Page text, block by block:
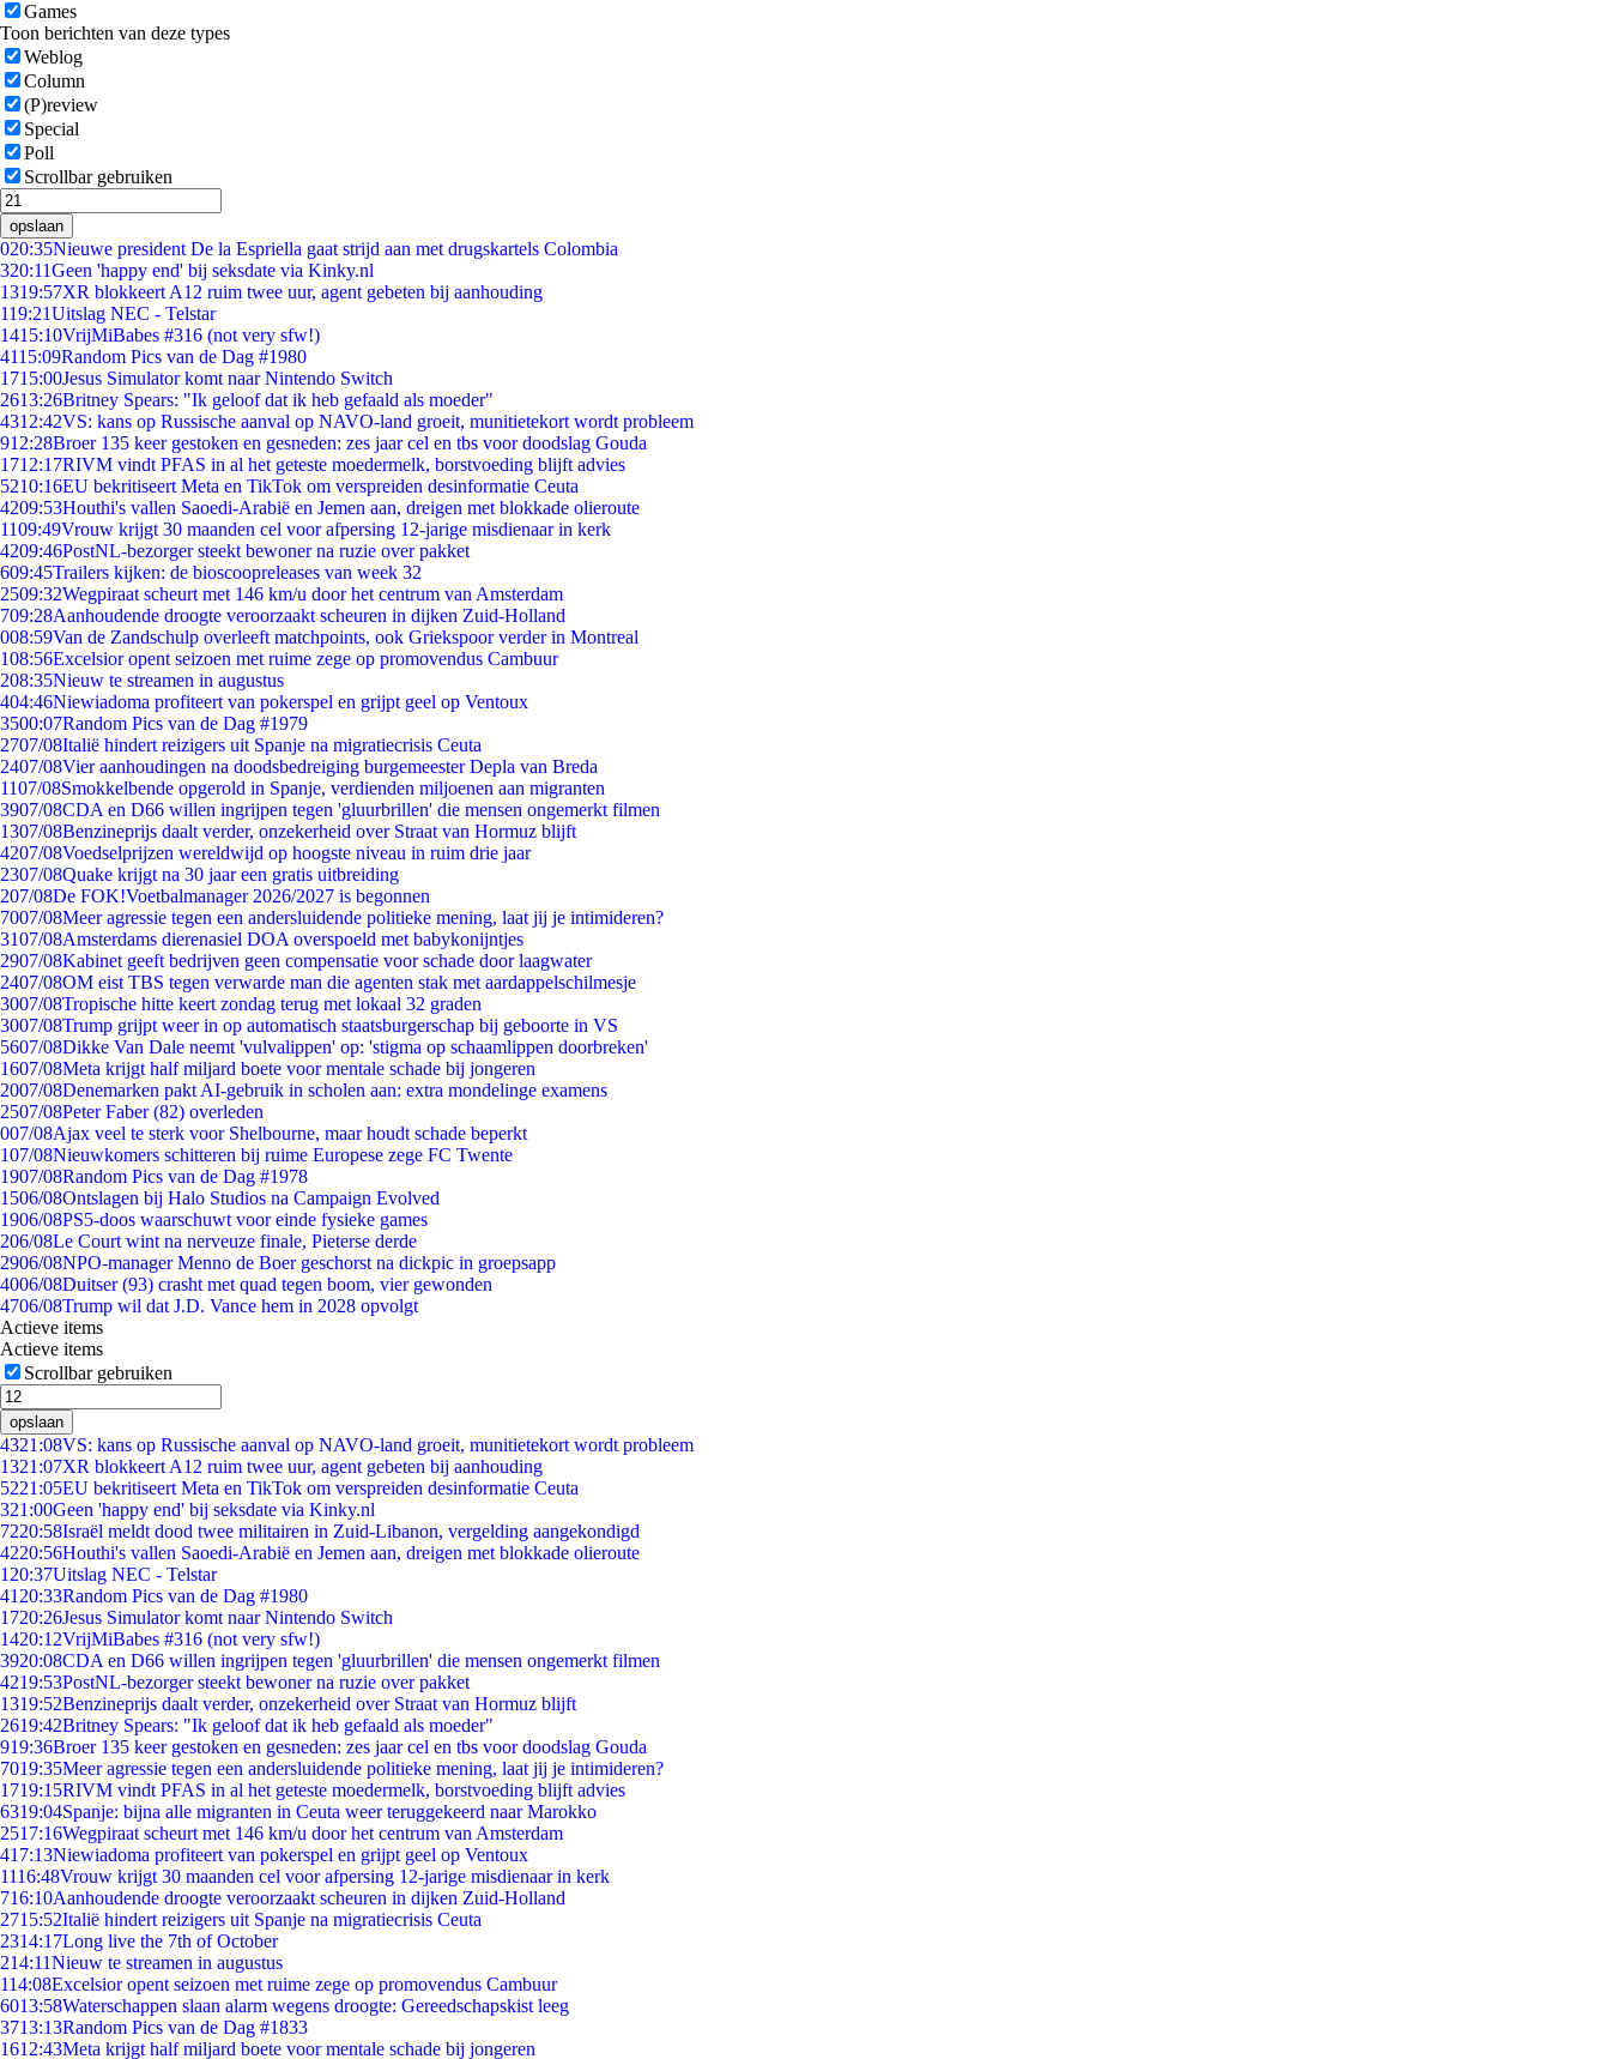
Games
Toon berichten van deze types
Weblog
Column
(P)review
Special
Poll
Scrollbar gebruiken
opslaan
020:35Nieuwe president De la Espriella gaat strijd aan met drugskartels Colombia
320:11Geen 'happy end' bij seksdate via Kinky.nl
1319:57XR blokkeert A12 ruim twee uur, agent gebeten bij aanhouding
119:21Uitslag NEC - Telstar
1415:10VrijMiBabes #316 (not very sfw!)
4115:09Random Pics van de Dag #1980
1715:00Jesus Simulator komt naar Nintendo Switch
2613:26Britney Spears: "Ik geloof dat ik heb gefaald als moeder"
4312:42VS: kans op Russische aanval op NAVO-land groeit, munitietekort wordt probleem
912:28Broer 135 keer gestoken en gesneden: zes jaar cel en tbs voor doodslag Gouda
1712:17RIVM vindt PFAS in al het geteste moedermelk, borstvoeding blijft advies
5210:16EU bekritiseert Meta en TikTok om verspreiden desinformatie Ceuta
4209:53Houthi's vallen Saoedi-Arabië en Jemen aan, dreigen met blokkade olieroute
1109:49Vrouw krijgt 30 maanden cel voor afpersing 12-jarige misdienaar in kerk
4209:46PostNL-bezorger steekt bewoner na ruzie over pakket
609:45Trailers kijken: de bioscoopreleases van week 32
2509:32Wegpiraat scheurt met 146 km/u door het centrum van Amsterdam
709:28Aanhoudende droogte veroorzaakt scheuren in dijken Zuid-Holland
008:59Van de Zandschulp overleeft matchpoints, ook Griekspoor verder in Montreal
108:56Excelsior opent seizoen met ruime zege op promovendus Cambuur
208:35Nieuw te streamen in augustus
404:46Niewiadoma profiteert van pokerspel en grijpt geel op Ventoux
3500:07Random Pics van de Dag #1979
2707/08Italië hindert reizigers uit Spanje na migratiecrisis Ceuta
2407/08Vier aanhoudingen na doodsbedreiging burgemeester Depla van Breda
1107/08Smokkelbende opgerold in Spanje, verdienden miljoenen aan migranten
3907/08CDA en D66 willen ingrijpen tegen 'gluurbrillen' die mensen ongemerkt filmen
1307/08Benzineprijs daalt verder, onzekerheid over Straat van Hormuz blijft
4207/08Voedselprijzen wereldwijd op hoogste niveau in ruim drie jaar
2307/08Quake krijgt na 30 jaar een gratis uitbreiding
207/08De FOK!Voetbalmanager 2026/2027 is begonnen
7007/08Meer agressie tegen een andersluidende politieke mening, laat jij je intimideren?
3107/08Amsterdams dierenasiel DOA overspoeld met babykonijntjes
2907/08Kabinet geeft bedrijven geen compensatie voor schade door laagwater
2407/08OM eist TBS tegen verwarde man die agenten stak met aardappelschilmesje
3007/08Tropische hitte keert zondag terug met lokaal 32 graden
3007/08Trump grijpt weer in op automatisch staatsburgerschap bij geboorte in VS
5607/08Dikke Van Dale neemt 'vulvalippen' op: 'stigma op schaamlippen doorbreken'
1607/08Meta krijgt half miljard boete voor mentale schade bij jongeren
2007/08Denemarken pakt AI-gebruik in scholen aan: extra mondelinge examens
2507/08Peter Faber (82) overleden
007/08Ajax veel te sterk voor Shelbourne, maar houdt schade beperkt
107/08Nieuwkomers schitteren bij ruime Europese zege FC Twente
1907/08Random Pics van de Dag #1978
1506/08Ontslagen bij Halo Studios na Campaign Evolved
1906/08PS5-doos waarschuwt voor einde fysieke games
206/08Le Court wint na nerveuze finale, Pieterse derde
2906/08NPO-manager Menno de Boer geschorst na dickpic in groepsapp
4006/08Duitser (93) crasht met quad tegen boom, vier gewonden
4706/08Trump wil dat J.D. Vance hem in 2028 opvolgt
Actieve items
Actieve items
Scrollbar gebruiken
opslaan
4321:08VS: kans op Russische aanval op NAVO-land groeit, munitietekort wordt probleem
1321:07XR blokkeert A12 ruim twee uur, agent gebeten bij aanhouding
5221:05EU bekritiseert Meta en TikTok om verspreiden desinformatie Ceuta
321:00Geen 'happy end' bij seksdate via Kinky.nl
7220:58Israël meldt dood twee militairen in Zuid-Libanon, vergelding aangekondigd
4220:56Houthi's vallen Saoedi-Arabië en Jemen aan, dreigen met blokkade olieroute
1 20:37Uitslag NEC - Telstar
41 20:33Random Pics van de Dag #1980
1720:26Jesus Simulator komt naar Nintendo Switch
1420:12VrijMiBabes #316 (not very sfw!)
3920:08CDA en D66 willen ingrijpen tegen 'gluurbrillen' die mensen ongemerkt filmen
4219:53PostNL-bezorger steekt bewoner na ruzie over pakket
1319:52Benzineprijs daalt verder, onzekerheid over Straat van Hormuz blijft
2619:42Britney Spears: "Ik geloof dat ik heb gefaald als moeder"
919:36Broer 135 keer gestoken en gesneden: zes jaar cel en tbs voor doodslag Gouda
7019:35Meer agressie tegen een andersluidende politieke mening, laat jij je intimideren?
1719:15RIVM vindt PFAS in al het geteste moedermelk, borstvoeding blijft advies
6319:04Spanje: bijna alle migranten in Ceuta weer teruggekeerd naar Marokko
2517:16Wegpiraat scheurt met 146 km/u door het centrum van Amsterdam
417:13Niewiadoma profiteert van pokerspel en grijpt geel op Ventoux
1116:48Vrouw krijgt 30 maanden cel voor afpersing 12-jarige misdienaar in kerk
716:10Aanhoudende droogte veroorzaakt scheuren in dijken Zuid-Holland
2715:52Italië hindert reizigers uit Spanje na migratiecrisis Ceuta
2314:17Long live the 7th of October
214:11Nieuw te streamen in augustus
114:08Excelsior opent seizoen met ruime zege op promovendus Cambuur
6013:58Waterschappen slaan alarm wegens droogte: Gereedschapskist leeg
3713:13Random Pics van de Dag #1833
1612:43Meta krijgt half miljard boete voor mentale schade bij jongeren